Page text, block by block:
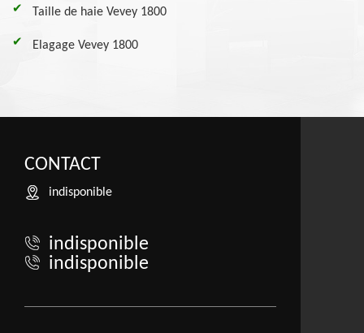
Taille de haie Vevey 1800
Elagage Vevey 1800
CONTACT
indisponible
indisponible
indisponible